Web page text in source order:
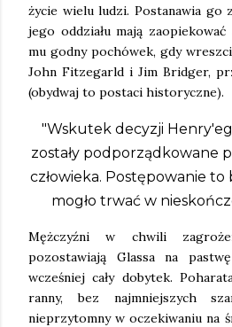
życie wielu ludzi. Postanawia go
jego oddziału mają
mu godny pochówek, gdy
John Fitzegarld i Jim Bridger,
(obydwaj to postaci historyczne).
"Wskutek decyzji
zostały podporządkowane
człowieka. Postępowanie to
mogło trwać w
Mężczyźni w chwili
pozostawiają Glassa na
wcześniej cały dobytek.
ranny, bez najmniejszych
nieprzytomny w oczekiwaniu na